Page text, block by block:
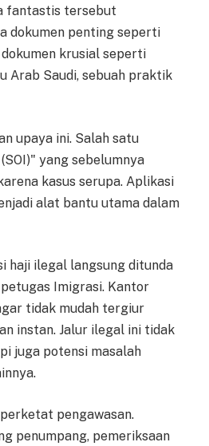
fantastis tersebut
dokumen penting seperti
krusial seperti
Arab Saudi, sebuah praktik
upaya ini. Salah satu
yang sebelumnya
kasus serupa. Aplikasi
alat bantu utama dalam
haji ilegal langsung ditunda
Imigrasi. Kantor
tidak mudah tergiur
instan. Jalur ilegal ini tidak
juga potensi masalah
pengawasan.
penumpang, pemeriksaan